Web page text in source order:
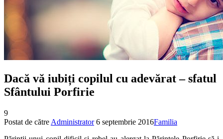
Dacă vă iubiți copilul cu adevărat ‒ sfatul
Sfântului Porfirie
9
Postat de către Administrator 6 septembrie 2016Familia